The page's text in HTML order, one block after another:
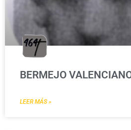
BERMEJO
LEER MÁS »